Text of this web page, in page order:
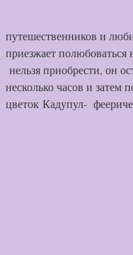
путешественников и
приезжает
нельзя приобрести, он
несколько часов и затем
цветок Кадупул-